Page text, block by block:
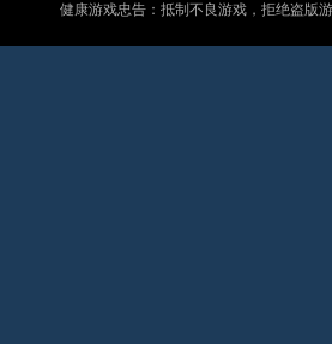
健康游戏忠告：抵制不良游戏，拒绝盗版